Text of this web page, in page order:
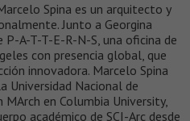
Spina es un arquitecto y
Junto a Georgina
A-T-T-E-R-N-S, una oficina de
con presencia global, que
innovadora. Marcelo Spina
Nacional de
MArch en Columbia University,
académico de SCI-Arc desde